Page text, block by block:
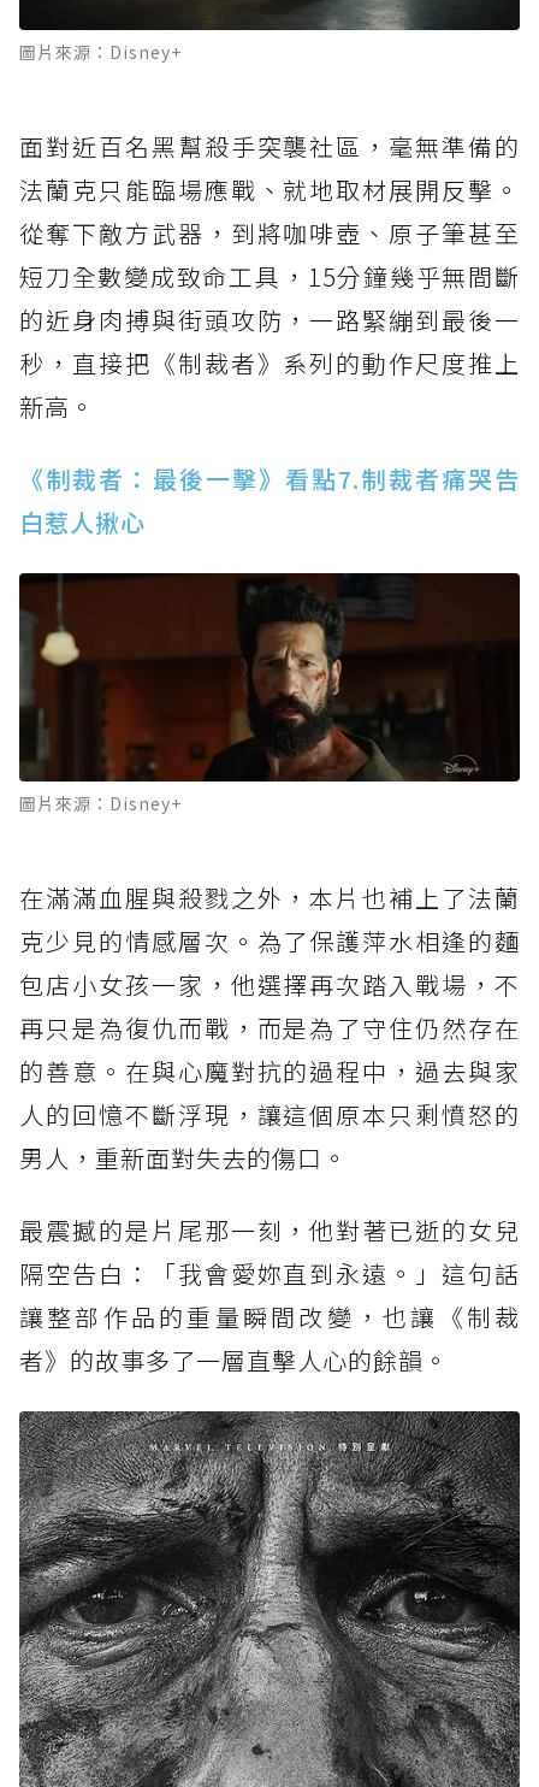
圖片來源：Disney+
面對近百名黑幫殺手突襲社區，毫無準備的
法蘭克只能臨場應戰、就地取材展開反擊。
從奪下敵方武器，到將咖啡壺、原子筆甚至
短刀全數變成致命工具，15分鐘幾乎無間斷
的近身肉搏與街頭攻防，一路緊繃到最後一
秒，直接把《制裁者》系列的動作尺度推上
新高。
《制裁者：最後一擊》看點7.制裁者痛哭告
白惹人揪心
圖片來源：Disney+
在滿滿血腥與殺戮之外，本片也補上了法蘭
克少見的情感層次。為了保護萍水相逢的麵
包店小女孩一家，他選擇再次踏入戰場，不
再只是為復仇而戰，而是為了守住仍然存在
的善意。在與心魔對抗的過程中，過去與家
人的回憶不斷浮現，讓這個原本只剩憤怒的
男人，重新面對失去的傷口。
最震撼的是片尾那一刻，他對著已逝的女兒
隔空告白：「我會愛妳直到永遠。」這句話
讓整部作品的重量瞬間改變，也讓《制裁
者》的故事多了一層直擊人心的餘韻。